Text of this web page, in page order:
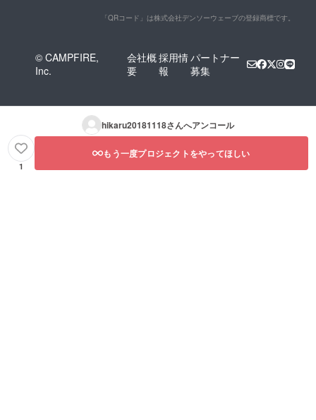
「QRコード」は株式会社デンソーウェーブの登録商標です。
© CAMPFIRE,
Inc.
会社概
要
採用情
報
パートナー
募集
hikaru20181118さんへアンコール
1
もう一度プロジェクトをやってほしい